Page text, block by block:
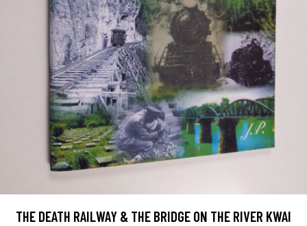
THE DEATH RAILWAY & THE BRIDGE ON THE RIVER KWAI